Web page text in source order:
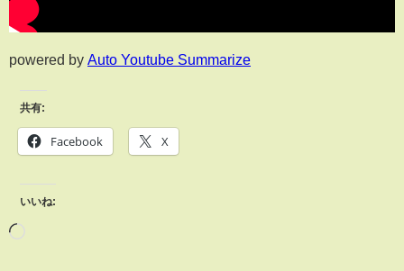
powered by Auto Youtube Summarize
共有:
Facebook X
いいね: